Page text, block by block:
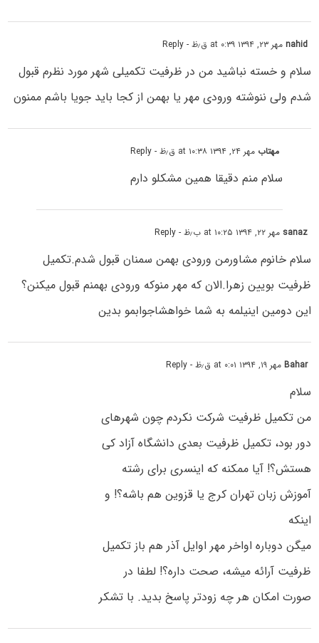
nahidمهر ۲۳, ۱۳۹۴ at ۰:۳۹ ق٫ظ - Reply
سلام و خسته نباشید من در ظرفیت تکمیلی شهر مورد نظرم قبول
شدم ولی ننوشته ورودی مهر یا بهمن از کجا باید جویا باشم ممنون
مهتاب مهر ۲۴, ۱۳۹۴ at ۱۰:۳۸ ق٫ظ - Reply
سلام منم دقیقا همین مشکلو دارم
sanaz مهر ۲۲, ۱۳۹۴ at ۱۰:۲۵ ب٫ظ - Reply
سلام خانوم مشاورمن ورودی بهمن سمنان قبول شدم.تکمیل
ظرفیت بویین زهرا.الان که مهر منوکه ورودی بهمنم قبول میکنن؟
این دومین اینیلمه به شما خواهشاجوابمو بدین
Baharمهر ۱۹, ۱۳۹۴ at ۰:۰۱ ق٫ظ - Reply
سلام
من تکمیل ظرفیت شرکت نکردم چون شهرهاى
دور بود، تکمیل ظرفیت بعدى دانشگاه آزاد کى
هستش؟! آیا ممکنه که اینسرى براى رشته
آموزش زبان تهران کرج یا قزوین هم باشه؟! و
اینکه
میگن دوباره اواخر مهر اوایل آذر هم باز تکمیل
ظرفیت آرائه میشه، صحت داره؟! لطفا در
صورت امکان هر چه زودتر پاسخ بدید. با تشکر